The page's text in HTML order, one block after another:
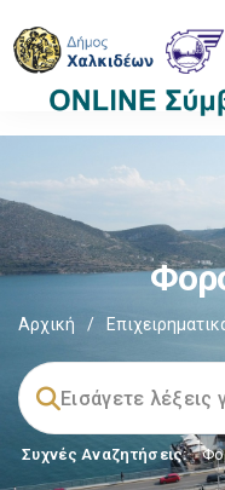
Αρχική /
Συχνές Αναζητήσεις: